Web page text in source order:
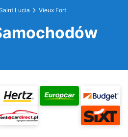
Lucia Vieux Fort